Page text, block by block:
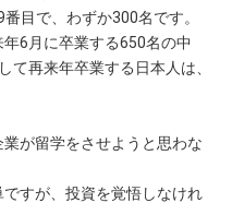
目で、わずか300名です。
6月に卒業する650名の中
て再来年卒業する日本人は、
が留学をさせようと思わな
ですが、投資を覚悟しなけれ